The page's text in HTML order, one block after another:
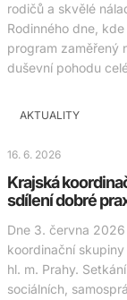
rodičů a skvělé
Rodinného dne,
program zaměřený
duševní pohodu
AKTUALITY
16. 6. 2026
Krajská
sdílení dobré
Dne 3. června
koordinační
hl. m. Prahy.
sociálních,